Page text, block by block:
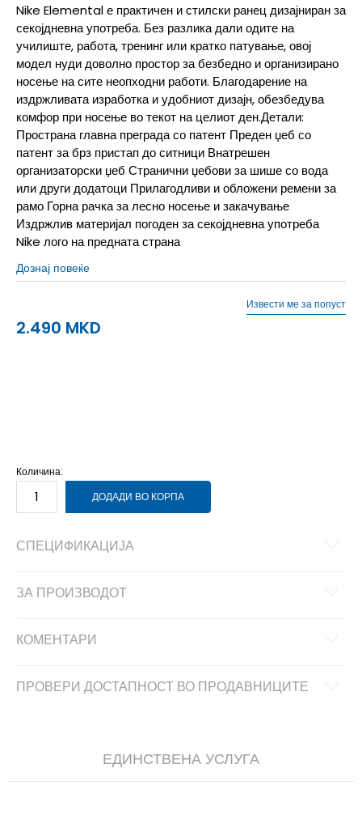
Nike Elemental е практичен и стилски ранец дизајниран за
секојдневна употреба. Без разлика дали одите на
училиште, работа, тренинг или кратко патување, овој
модел нуди доволно простор за безбедно и организирано
носење на сите неопходни работи. Благодарение на
издржливата изработка и удобниот дизајн, обезбедува
комфор при носење во текот на целиот ден.Детали:
Пространа главна преграда со патент Преден џеб со
патент за брз пристап до ситници Внатрешен
организаторски џеб Странични џебови за шише со вода
или други додатоци Прилагодливи и обложени ремени за
рамо Горна рачка за лесно носење и закачување
Издржлив материјал погоден за секојдневна употреба
Nike лого на предната страна
Дознај повеќе
2.490 MKD
Извести ме за попуст
Количина:
ДОДАДИ ВО КОРПА
СПЕЦИФИКАЦИЈА
ЗА ПРОИЗВОДОТ
КОМЕНТАРИ
ПРОВЕРИ ДОСТАПНОСТ ВО ПРОДАВНИЦИТЕ
ЕДИНСТВЕНА УСЛУГА